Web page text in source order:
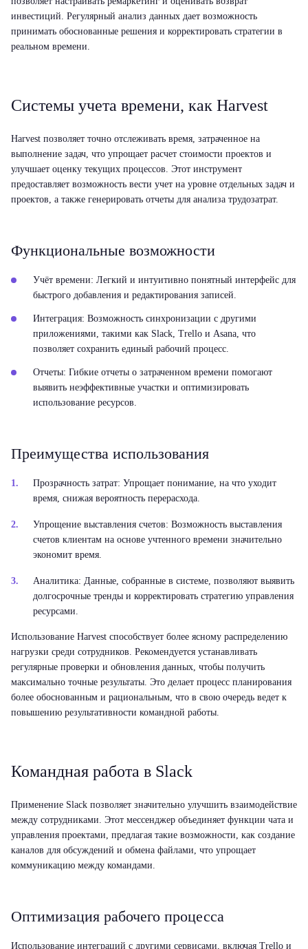
инвестиций. Регулярный анализ данных дает возможность
принимать обоснованные решения и корректировать стратегии в
реальном времени.
Системы учета времени, как Harvest
Harvest позволяет точно отслеживать время, затраченное на
выполнение задач, что упрощает расчет стоимости проектов и
улучшает оценку текущих процессов. Этот инструмент
предоставляет возможность вести учет на уровне отдельных задач и
проектов, а также генерировать отчеты для анализа трудозатрат.
Функциональные возможности
Учёт времени: Легкий и интуитивно понятный интерфейс для
быстрого добавления и редактирования записей.
Интеграция: Возможность синхронизации с другими
приложениями, такими как Slack, Trello и Asana, что
позволяет сохранить единый рабочий процесс.
Отчеты: Гибкие отчеты о затраченном времени помогают
выявить неэффективные участки и оптимизировать
использование ресурсов.
Преимущества использования
Прозрачность затрат: Упрощает понимание, на что уходит
время, снижая вероятность перерасхода.
Упрощение выставления счетов: Возможность выставления
счетов клиентам на основе учтенного времени значительно
экономит время.
Аналитика: Данные, собранные в системе, позволяют выявить
долгосрочные тренды и корректировать стратегию управления
ресурсами.
Использование Harvest способствует более ясному распределению
нагрузки среди сотрудников. Рекомендуется устанавливать
регулярные проверки и обновления данных, чтобы получить
максимально точные результаты. Это делает процесс планирования
более обоснованным и рациональным, что в свою очередь ведет к
повышению результативности командной работы.
Командная работа в Slack
Применение Slack позволяет значительно улучшить взаимодействие
между сотрудниками. Этот мессенджер объединяет функции чата и
управления проектами, предлагая такие возможности, как создание
каналов для обсуждений и обмена файлами, что упрощает
коммуникацию между командами.
Оптимизация рабочего процесса
Использование интеграций с другими сервисами, включая Trello и